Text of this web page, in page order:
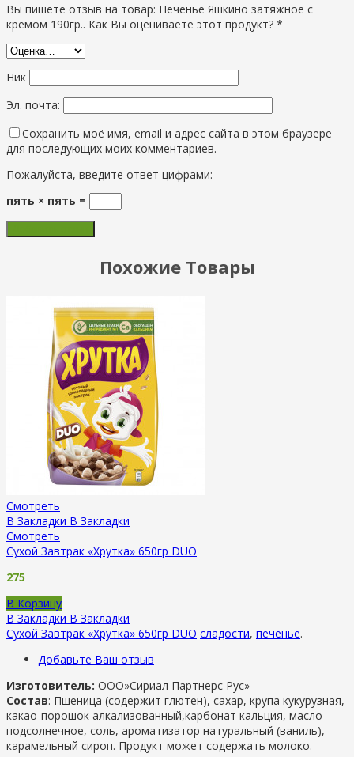
Вы пишете отзыв на товар: Печенье Яшкино затяжное с
кремом 190гр.. Как Вы оцениваете этот продукт? *
Ник
Эл. почта:
Сохранить моё имя, email и адрес сайта в этом браузере
для последующих моих комментариев.
Пожалуйста, введите ответ цифрами:
пять × пять =
Похожие Товары
Смотреть
В Закладки В Закладки
Смотреть
Сухой Завтрак «Хрутка» 650гр DUO
275
В Корзину
В Закладки В Закладки
Сухой Завтрак «Хрутка» 650гр DUO сладости, печенье.
Добавьте Ваш отзыв
Изготовитель: ООО»Сириал Партнерс Рус»
Состав: Пшеница (содержит глютен), сахар, крупа кукурузная,
какао-порошок алкализованный,карбонат кальция, масло
подсолнечное, соль, ароматизатор натуральный (ваниль),
карамельный сироп. Продукт может содержать молоко.